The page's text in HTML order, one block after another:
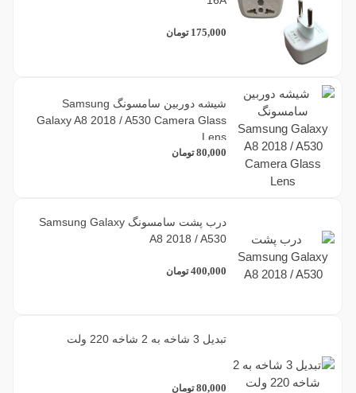
نقره ای
نیلی 2
یاسی 1
کمتر
فیلتر براساس کیفیت
اصلی 1
عالی
175,000 تومان
شیشه دوربین سامسونگ Samsung
Galaxy A8 2018 / A530 Camera Glass
Lens
80,000 تومان
درب پشت سامسونگ Samsung Galaxy
A8 2018 / A530
400,000 تومان
تبدیل 3 شاخه به 2 شاخه 220 ولت
80,000 تومان